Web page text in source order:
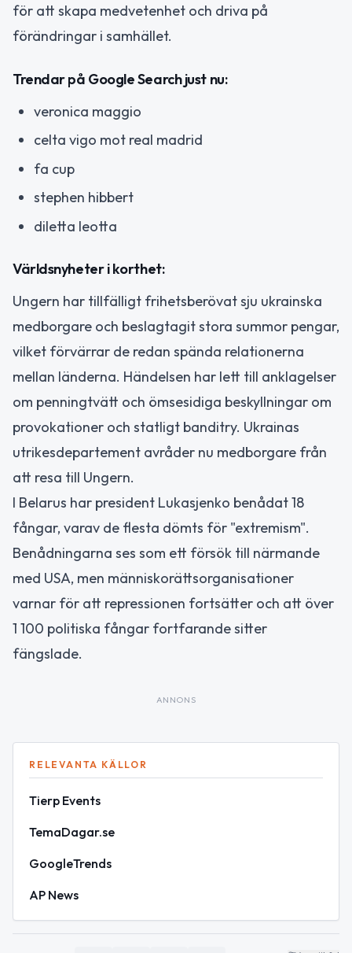
för att skapa medvetenhet och driva på
förändringar i samhället.
Trendar på Google Search just nu:
veronica maggio
celta vigo mot real madrid
fa cup
stephen hibbert
diletta leotta
Världsnyheter i korthet:
Ungern har tillfälligt frihetsberövat sju ukrainska
medborgare och beslagtagit stora summor pengar,
vilket förvärrar de redan spända relationerna
mellan länderna. Händelsen har lett till anklagelser
om penningtvätt och ömsesidiga beskyllningar om
provokationer och statligt banditry. Ukrainas
utrikesdepartement avråder nu medborgare från
att resa till Ungern.
I Belarus har president Lukasjenko benådat 18
fångar, varav de flesta dömts för "extremism".
Benådningarna ses som ett försök till närmande
med USA, men människorättsorganisationer
varnar för att repressionen fortsätter och att över
1 100 politiska fångar fortfarande sitter
fängslade.
ANNONS
RELEVANTA KÄLLOR
Tierp Events
TemaDagar.se
GoogleTrends
AP News